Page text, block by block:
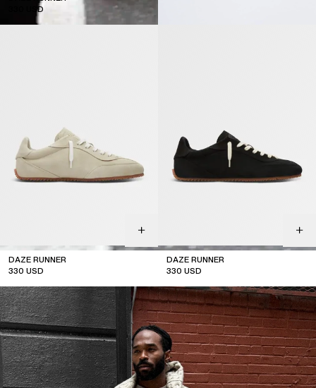
USD
DAZE RUNNER
330 USD
DAZE RUNNER
330 USD
top seller